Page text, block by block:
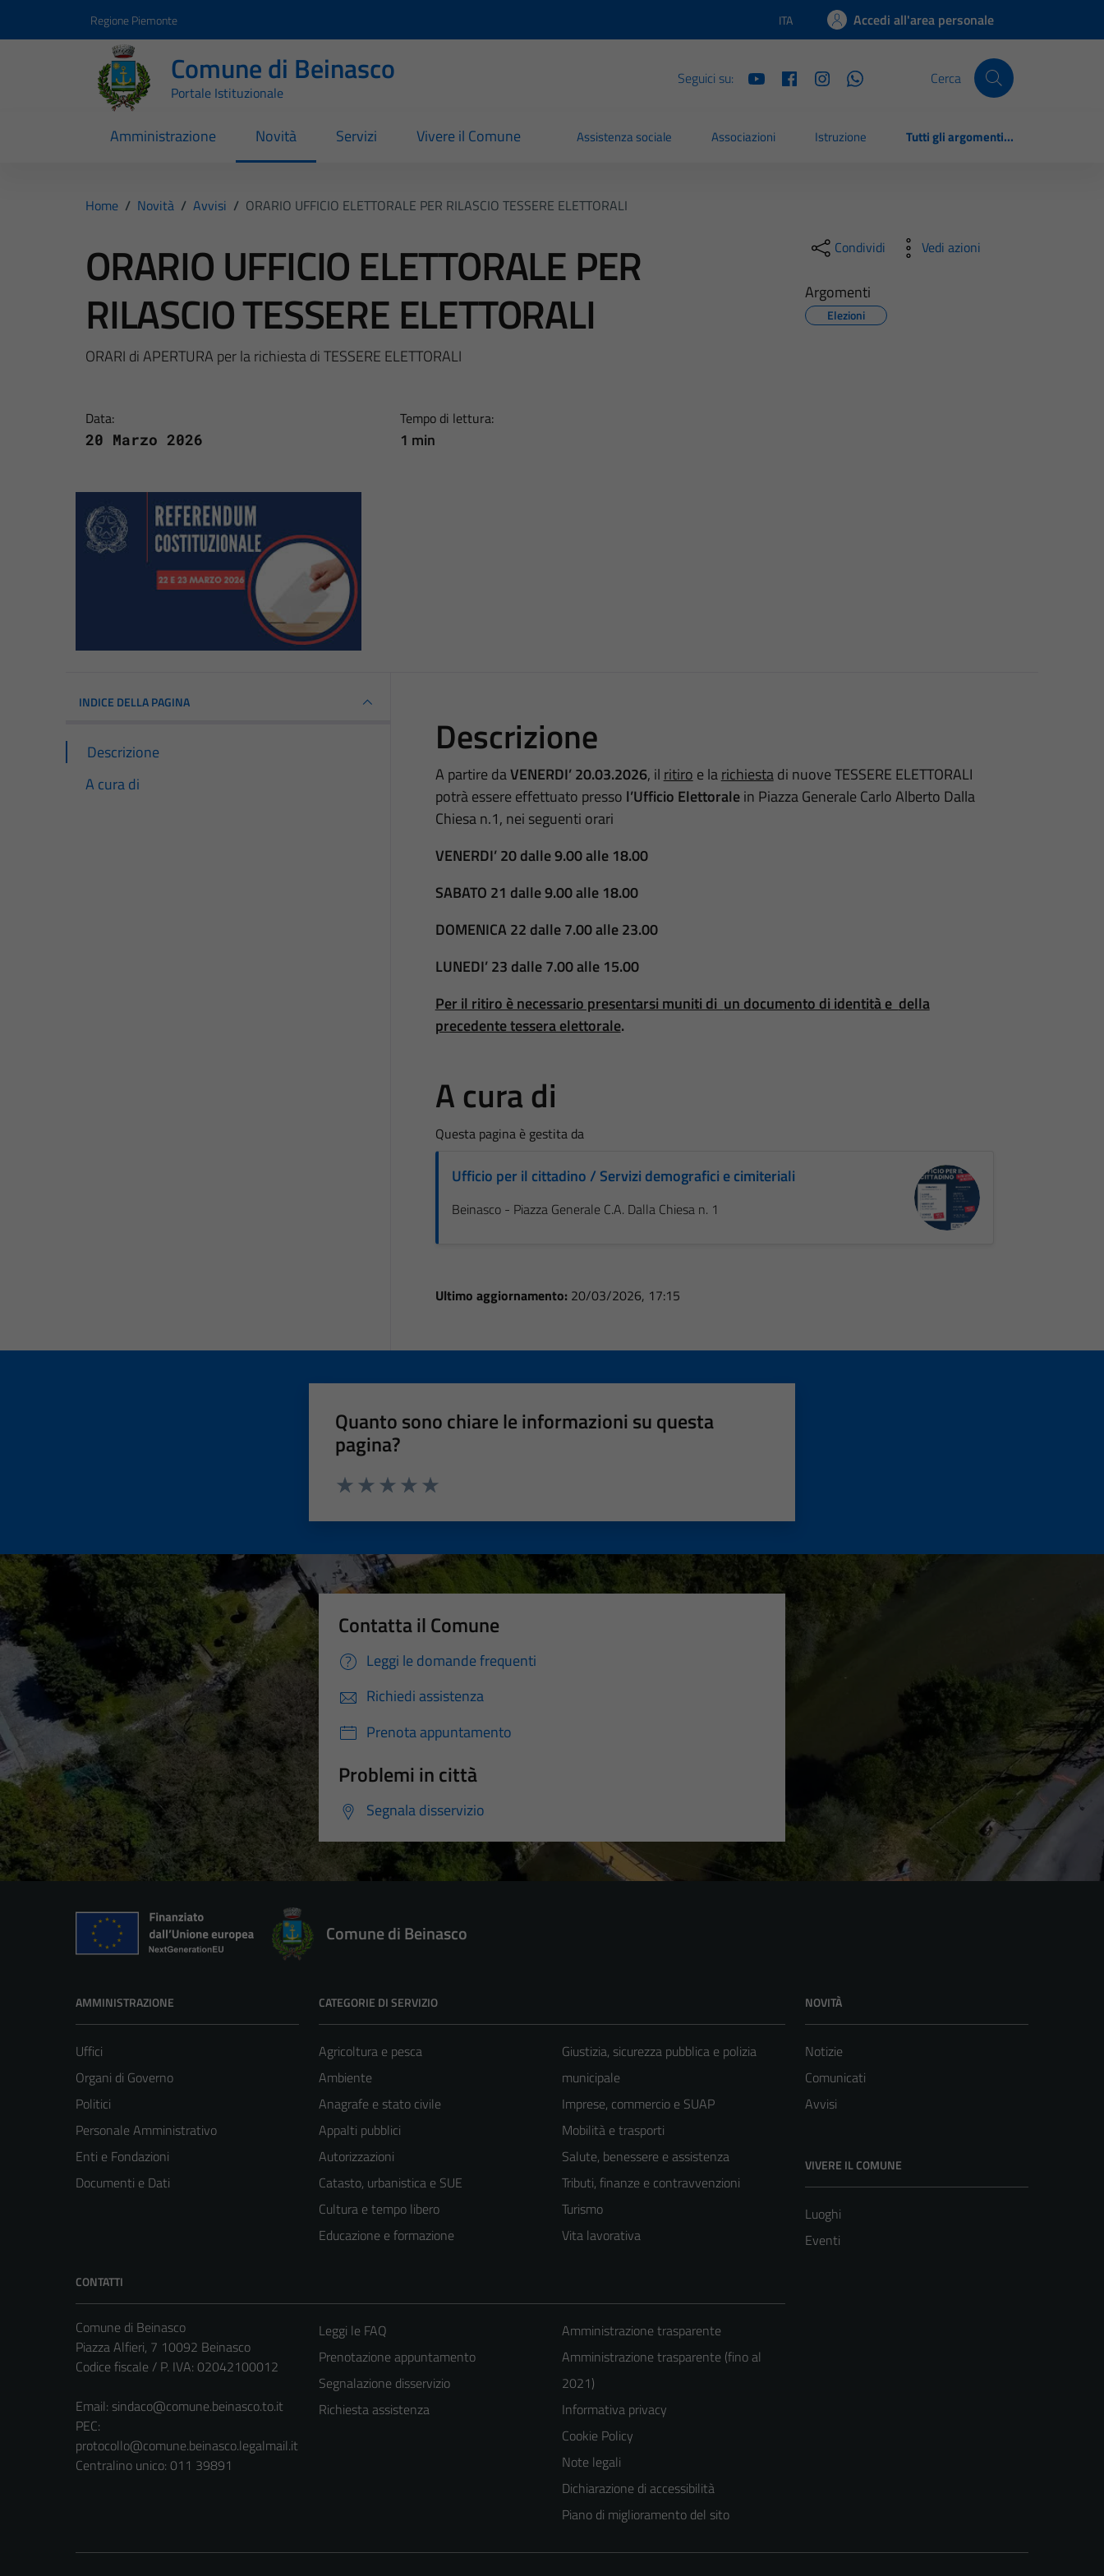
Regione Piemonte Lingua attiva:
ITA Accedi all'area personale
Comune di Beinasco
Portale Istituzionale
Seguici su: Cerca
Amministrazione Novità Servizi Vivere il Comune Assistenza sociale Associazioni Istruzione Tutti gli argomenti...
Home / Novità / Avvisi / ORARIO UFFICIO ELETTORALE PER RILASCIO TESSERE ELETTORALI
ORARIO UFFICIO ELETTORALE PER
RILASCIO TESSERE ELETTORALI
ORARI di APERTURA per la richiesta di TESSERE ELETTORALI
Data:
20 Marzo 2026
Tempo di lettura:
1 min
Condividi Vedi azioni
Argomenti
Elezioni
INDICE DELLA PAGINA
Descrizione
A cura di
Descrizione
A partire daVENERDI’ 20.03.2026, il ritiro e larichiestadi nuove TESSERE ELETTORALI
potrà essere effettuato presso l’Ufficio Elettoralein Piazza Generale Carlo Alberto Dalla
Chiesa n.1, nei seguenti orari
VENERDI’ 20 dalle 9.00 alle 18.00
SABATO 21 dalle 9.00 alle 18.00
DOMENICA 22 dalle 7.00 alle 23.00
LUNEDI’ 23 dalle 7.00 alle 15.00
Per il ritiro è necessario presentarsi muniti di un documento di identità e della
precedente tessera elettorale.
A cura di
Questa pagina è gestita da
Ufficio per il cittadino / Servizi demografici e cimiteriali
Beinasco - Piazza Generale C.A. Dalla Chiesa n. 1
Ultimo aggiornamento: 20/03/2026, 17:15
Quanto sono chiare le informazioni su questa
pagina?
Contatta il Comune
Leggi le domande frequenti
Richiedi assistenza
Prenota appuntamento
Problemi in città
Segnala disservizio
Comune di Beinasco
AMMINISTRAZIONE
Uffici
Organi di Governo
Politici
Personale Amministrativo
Enti e Fondazioni
Documenti e Dati
CATEGORIE DI SERVIZIO
Agricoltura e pesca
Ambiente
Anagrafe e stato civile
Appalti pubblici
Autorizzazioni
Catasto, urbanistica e SUE
Cultura e tempo libero
Educazione e formazione
Giustizia, sicurezza pubblica e polizia
municipale
Imprese, commercio e SUAP
Mobilità e trasporti
Salute, benessere e assistenza
Tributi, finanze e contravvenzioni
Turismo
Vita lavorativa
NOVITÀ
Notizie
Comunicati
Avvisi
VIVERE IL COMUNE
Luoghi
Eventi
CONTATTI
Comune di Beinasco
Piazza Alfieri, 7 10092 Beinasco
Codice fiscale / P. IVA: 02042100012
Email: sindaco@comune.beinasco.to.it
PEC:
protocollo@comune.beinasco.legalmail.it
Centralino unico: 011 39891
Leggi le FAQ
Prenotazione appuntamento
Segnalazione disservizio
Richiesta assistenza
Amministrazione trasparente
Amministrazione trasparente (fino al
2021)
Informativa privacy
Cookie Policy
Note legali
Dichiarazione di accessibilità
Piano di miglioramento del sito